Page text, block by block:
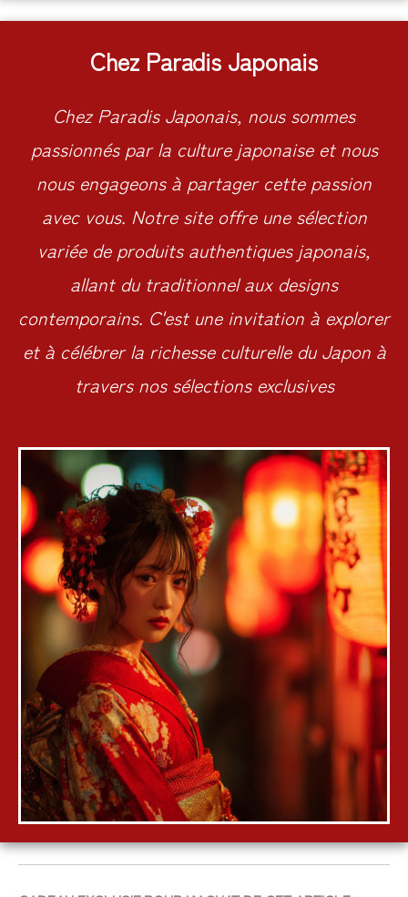
Chez Paradis Japonais
Chez Paradis Japonais, nous sommes
passionnés par la culture japonaise et nous
nous engageons à partager cette passion
avec vous. Notre site offre une sélection
variée de produits authentiques japonais,
allant du traditionnel aux designs
contemporains. C'est une invitation à explorer
et à célébrer la richesse culturelle du Japon à
travers nos sélections exclusives